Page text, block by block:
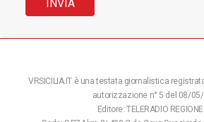
VRSICILIA.IT è una testata giornalistica
autorizzazione n° 5 del 08/05/
Editore: TELERADIO REGIONE